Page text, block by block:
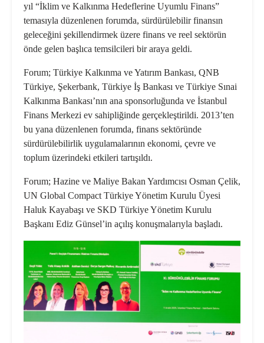
yıl “İklim ve Kalkınma Hedeflerine Uyumlu Finans”
temasıyla düzenlenen forumda, sürdürülebilir finansın
geleceğini şekillendirmek üzere finans ve reel sektörün
önde gelen başlıca temsilcileri bir araya geldi.
Forum; Türkiye Kalkınma ve Yatırım Bankası, QNB
Türkiye, Şekerbank, Türkiye İş Bankası ve Türkiye Sınai
Kalkınma Bankası’nın ana sponsorluğunda ve İstanbul
Finans Merkezi ev sahipliğinde gerçekleştirildi. 2013’ten
bu yana düzenlenen forumda, finans sektöründe
sürdürülebilirlik uygulamalarının ekonomi, çevre ve
toplum üzerindeki etkileri tartışıldı.
Forum; Hazine ve Maliye Bakan Yardımcısı Osman Çelik,
UN Global Compact Türkiye Yönetim Kurulu Üyesi
Haluk Kayabaşı ve SKD Türkiye Yönetim Kurulu
Başkanı Ediz Günsel’in açılış konuşmalarıyla başladı.